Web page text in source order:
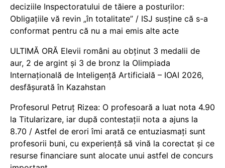
deciziile Inspectoratului de tăiere a posturilor:
Obligațiile vă revin „în totalitate” / ISJ susține că s-a
conformat pentru că nu a mai emis alte acte
ULTIMĂ ORĂ Elevii români au obținut 3 medalii de
aur, 2 de argint și 3 de bronz la Olimpiada
Internațională de Inteligență Artificială – IOAI 2026,
desfășurată în Kazahstan
Profesorul Petruț Rizea: O profesoară a luat nota 4.90
la Titularizare, iar după contestații nota a ajuns la
8.70 / Astfel de erori îmi arată ce entuziasmați sunt
profesorii buni, cu experiență să vină la corectat și ce
resurse financiare sunt alocate unui astfel de concurs